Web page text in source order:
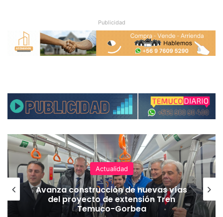
Publicidad
Actualidad
Avanza construcción de nuevas vías
del proyecto de extensión Tren
Temuco-Gorbea